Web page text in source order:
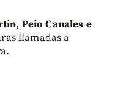
Peio Canales e
llamadas a